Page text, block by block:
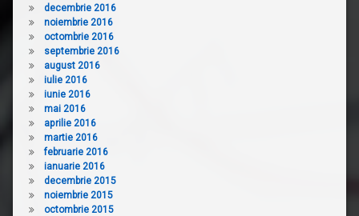
decembrie 2016
noiembrie 2016
octombrie 2016
septembrie 2016
august 2016
iulie 2016
iunie 2016
mai 2016
aprilie 2016
martie 2016
februarie 2016
ianuarie 2016
decembrie 2015
noiembrie 2015
octombrie 2015